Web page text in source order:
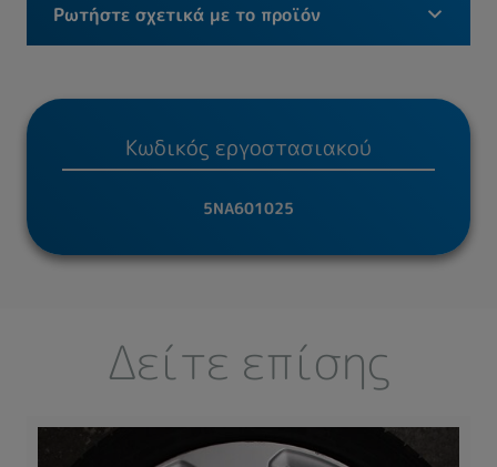
Ρωτήστε σχετικά με το προϊόν
Κωδικός εργοστασιακού
5NA601025
Δείτε επίσης